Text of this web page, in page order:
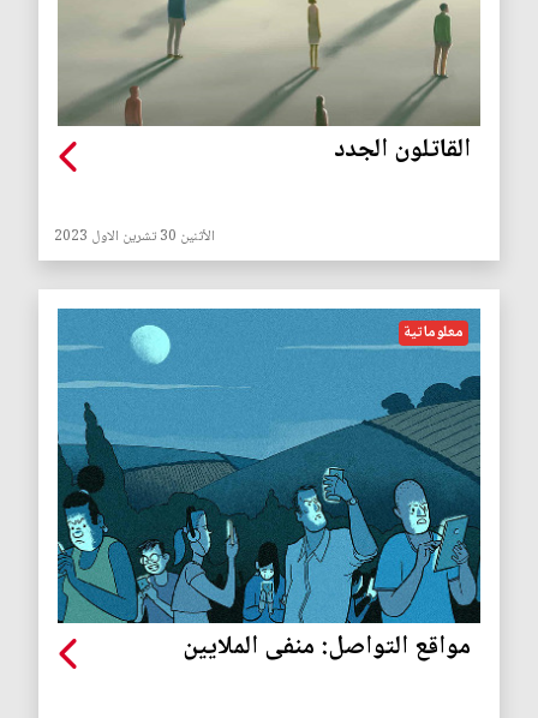
القاتلون الجدد
الأثنين 30 تشرين الاول 2023
معلوماتية
مواقع التواصل: منفى الملايين